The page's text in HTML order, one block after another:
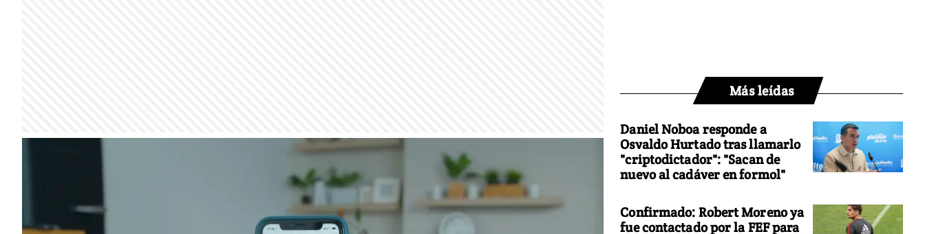
Más leídas
Daniel Noboa responde a
Osvaldo Hurtado tras llamarlo
"criptodictador": "Sacan de
nuevo al cadáver en formol"
Confirmado: Robert Moreno ya
fue contactado por la FEF para